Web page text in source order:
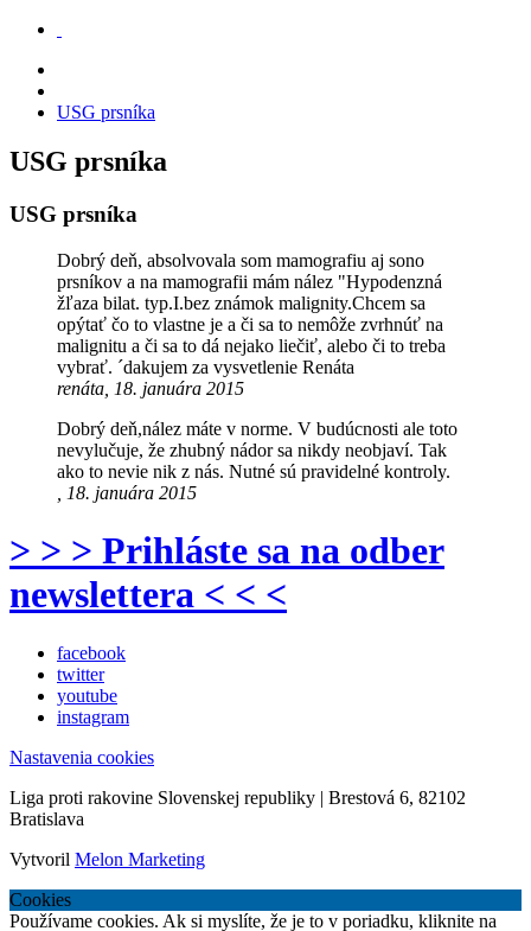
USG prsníka
USG prsníka
USG prsníka
Dobrý deň, absolvovala som mamografiu aj sono
prsníkov a na mamografii mám nález "Hypodenzná
žľaza bilat. typ.I.bez známok malignity.Chcem sa
opýtať čo to vlastne je a či sa to nemôže zvrhnúť na
malignitu a či sa to dá nejako liečiť, alebo či to treba
vybrať. ´dakujem za vysvetlenie Renáta
renáta, 18. januára 2015
Dobrý deň,nález máte v norme. V budúcnosti ale toto
nevylučuje, že zhubný nádor sa nikdy neobjaví. Tak
ako to nevie nik z nás. Nutné sú pravidelné kontroly.
, 18. januára 2015
> > > Prihláste sa na odber
newslettera < < <
facebook
twitter
youtube
instagram
Nastavenia cookies
Liga proti rakovine Slovenskej republiky | Brestová 6, 82102
Bratislava
Vytvoril Melon Marketing
Cookies
Používame cookies. Ak si myslíte, že je to v poriadku, kliknite na